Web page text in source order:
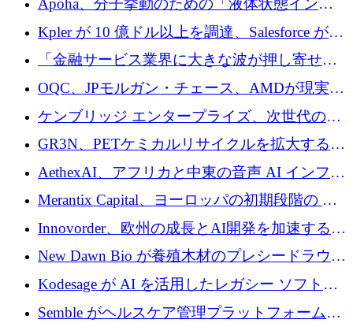
の資本シフトを呼びかけ
Apoha、分子挙動のための「液体状態インテ
リジェンス」を構築するために3,600万ドルを
かけてステルス状態から出現
Kpler が 10 億ドル以上を調達、Salesforce が
Contentful を買収、Built in Europe キャンペー
ンを開始
「金融サービス業界に大きな波が押し寄せて
いる」と「欧州初のAIネイティブ銀行」のボ
スが語る
OQC、JPモルガン・チェース、AMDが現実世
界のフィンテック・アプリケーションを探索
するためにQuantum-AIデータセンターを立ち
上げ
ケンブリッジ エンタープライズ、次世代のデ
ィープテック創設者向けにロンドンの出発点
を構築
GR3N、PETケミカルリサイクルを拡大するた
めにシリーズBで1,550万ユーロを調達
AethexAI、アフリカと中東の音声 AI インフラ
ストラクチャを構築するために 300 万ドルを
Merantix Capital、ヨーロッパの初期段階の AI
スタートアップ向けに 1 億 300 万ユーロのフ
ァンドを立ち上げる
Innovorder、欧州の成長とAI開発を加速するた
めに2,000万ユーロを確保
New Dawn Bio が養殖木材のプレシードラウン
ドで 210 万ユーロを調達
Kodesage が AI を活用したレガシー ソフトウ
ェアの最新化のために 660 万ドルを調達
Semble がヘルスケア管理プラットフォームを